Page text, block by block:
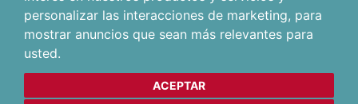
personalizar las interacciones de marketing, para
mostrar anuncios que sean más relevantes para
usted.
ACEPTAR